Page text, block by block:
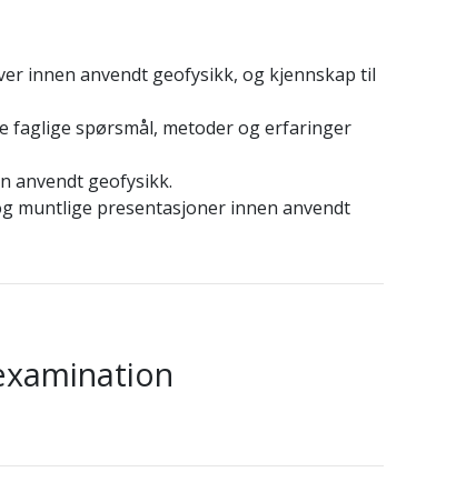
innen anvendt geofysikk, og kjennskap til
faglige spørsmål, metoder og erfaringer
anvendt geofysikk.
muntlige presentasjoner innen anvendt